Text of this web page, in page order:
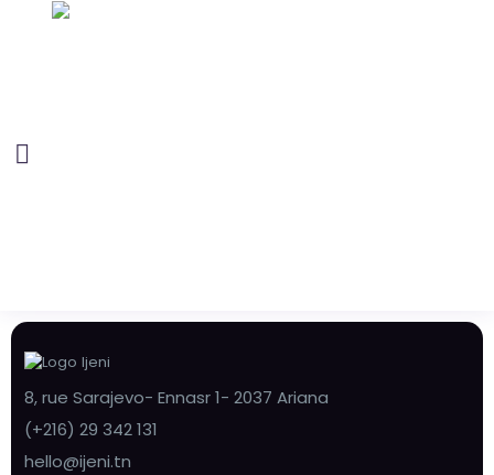
8, rue Sarajevo- Ennasr 1- 2037 Ariana
(+216) 29 342 131
hello@ijeni.tn